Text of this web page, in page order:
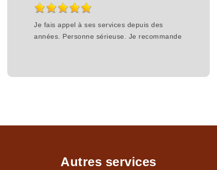
Je fais appel à ses services depuis des
années. Personne sérieuse. Je recommande
Autres services